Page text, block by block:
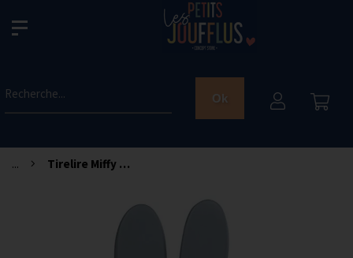
Recherche... Ok
... Tirelire Miffy - Bleu argenté